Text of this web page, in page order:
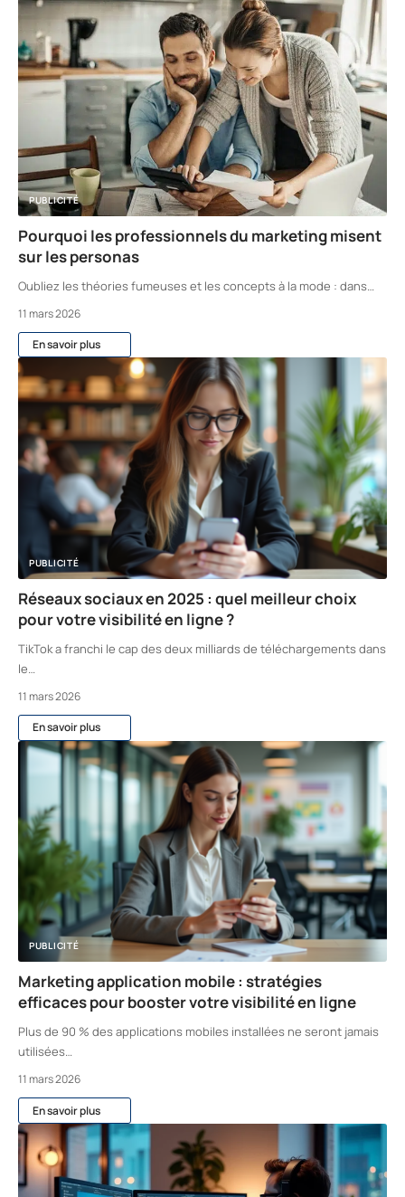
PUBLICITÉ
Pourquoi les professionnels du marketing misent
sur les personas
Oubliez les théories fumeuses et les concepts à la mode : dans…
11 mars 2026
En savoir plus
PUBLICITÉ
Réseaux sociaux en 2025 : quel meilleur choix
pour votre visibilité en ligne ?
TikTok a franchi le cap des deux milliards de téléchargements dans
le…
11 mars 2026
En savoir plus
PUBLICITÉ
Marketing application mobile : stratégies
efficaces pour booster votre visibilité en ligne
Plus de 90 % des applications mobiles installées ne seront jamais
utilisées…
11 mars 2026
En savoir plus